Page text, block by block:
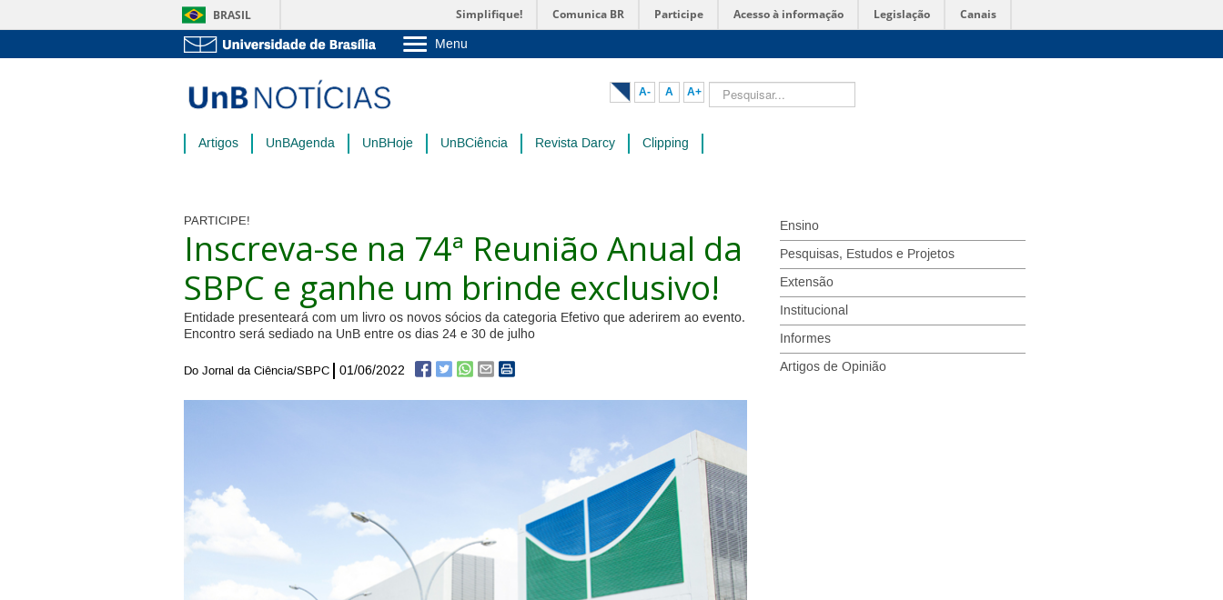
BRASIL Simplifique! Comunica BR Participe Acesso à informação Legislação Canais
Menu
Pós-Graduação
Administração
A- A A+ Pesquisar...
Artigos UnBAgenda UnBHoje UnBCiência Revista Darcy Clipping
PARTICIPE!
Inscreva-se na 74ª Reunião Anual da
SBPC e ganhe um brinde exclusivo!
Entidade presenteará com um livro os novos sócios da categoria Efetivo que aderirem ao evento.
Encontro será sediado na UnB entre os dias 24 e 30 de julho
Do Jornal da Ciência/SBPC 01/06/2022
Ensino
Pesquisas, Estudos e Projetos
Extensão
Institucional
Informes
Artigos de Opinião